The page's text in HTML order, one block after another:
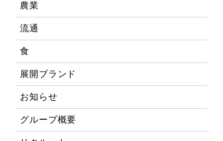
農業
流通
食
展開ブランド
お知らせ
グループ概要